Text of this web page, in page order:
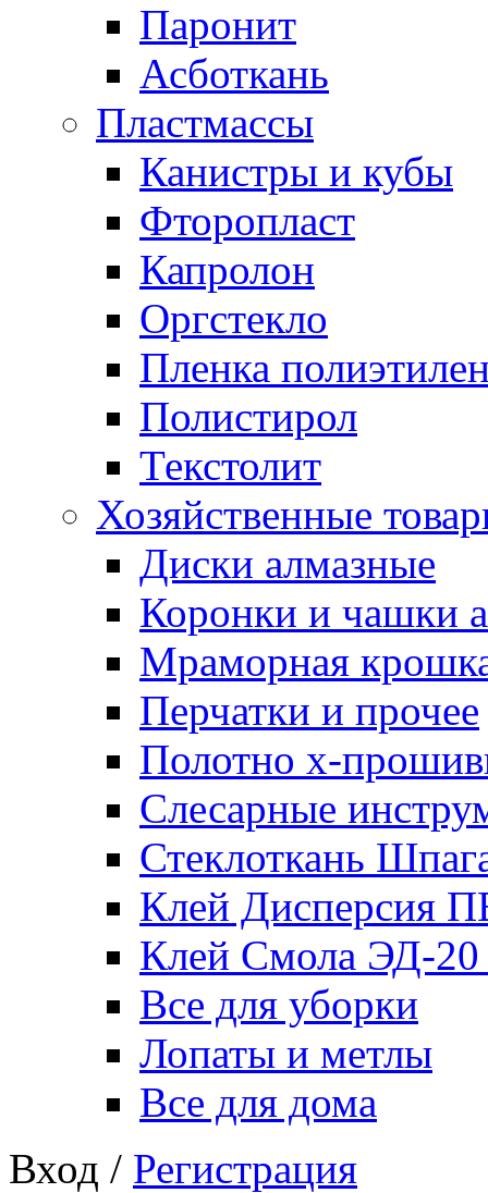
Паронит
Асботкань
Пластмассы
Канистры и кубы
Фторопласт
Капролон
Оргстекло
Пленка
Полистирол
Текстолит
Хозяйственные
Диски алмазные
Коронки и чашки
Мраморная
Перчатки и прочее
Полотно х-
Слесарные
Стеклоткань
Клей Дисперсия
Клей Смола ЭД-20
Все для уборки
Лопаты и метлы
Все для дома
Вход / Регистрация